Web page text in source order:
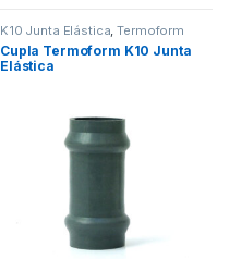
K10 Junta Elástica,Termoform
Cupla Termoform K10 Junta
Elástica